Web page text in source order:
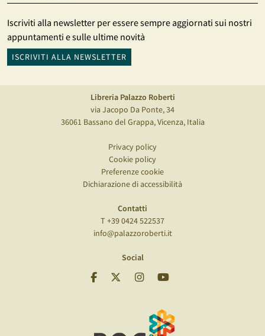
Iscriviti alla newsletter per essere sempre aggiornati sui nostri
appuntamenti e sulle ultime novità
ISCRIVITI ALLA NEWSLETTER
Libreria Palazzo Roberti
via Jacopo Da Ponte, 34
36061 Bassano del Grappa, Vicenza, Italia
Privacy policy
Cookie policy
Preferenze cookie
Dichiarazione di accessibilità
Contatti
T +39 0424 522537
info@palazzoroberti.it
Social